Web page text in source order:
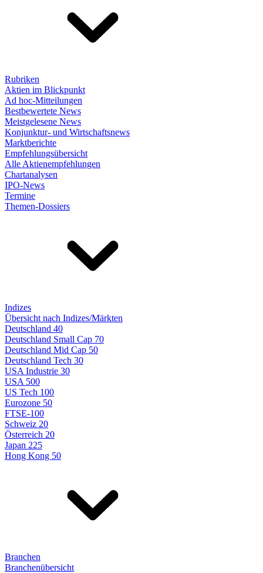
Rubriken
Aktien im Blickpunkt
Ad hoc-Mitteilungen
Bestbewertete News
Meistgelesene News
Konjunktur- und Wirtschaftsnews
Marktberichte
Empfehlungsübersicht
Alle Aktienempfehlungen
Chartanalysen
IPO-News
Termine
Themen-Dossiers
Indizes
Übersicht nach Indizes/Märkten
Deutschland 40
Deutschland Small Cap 70
Deutschland Mid Cap 50
Deutschland Tech 30
USA Industrie 30
USA 500
US Tech 100
Eurozone 50
FTSE-100
Schweiz 20
Österreich 20
Japan 225
Hong Kong 50
Branchen
Branchenübersicht